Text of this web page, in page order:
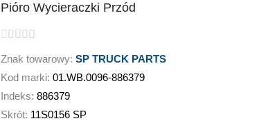
Pióro Wycieraczki Przód
Znak towarowy: SP TRUCK PARTS
Kod marki: 01.WB.0096-886379
Indeks: 886379
Skrót: 11S0156 SP